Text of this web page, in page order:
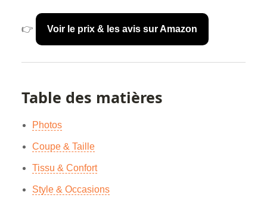
👉 Voir le prix & les avis sur Amazon
Table des matières
Photos
Coupe & Taille
Tissu & Confort
Style & Occasions